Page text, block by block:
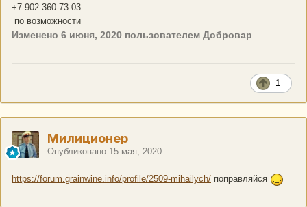
+7 902 360-73-03
по возможности
Изменено 6 июня, 2020 пользователем Добровар
1
Милиционер
Опубликовано 15 мая, 2020
https://forum.grainwine.info/profile/2509-mihailych/ поправляйся